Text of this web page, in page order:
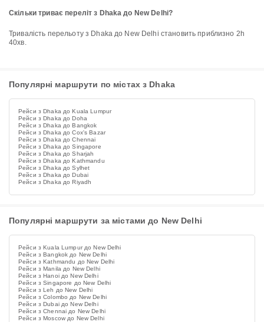
Скільки триває переліт з Dhaka до New Delhi?
Тривалість перельоту з Dhaka до New Delhi становить приблизно 2h
40хв.
Популярні маршрути по містах з Dhaka
Рейси з Dhaka до Kuala Lumpur
Рейси з Dhaka до Doha
Рейси з Dhaka до Bangkok
Рейси з Dhaka до Cox's Bazar
Рейси з Dhaka до Chennai
Рейси з Dhaka до Singapore
Рейси з Dhaka до Sharjah
Рейси з Dhaka до Kathmandu
Рейси з Dhaka до Sylhet
Рейси з Dhaka до Dubai
Рейси з Dhaka до Riyadh
Популярні маршрути за містами до New Delhi
Рейси з Kuala Lumpur до New Delhi
Рейси з Bangkok до New Delhi
Рейси з Kathmandu до New Delhi
Рейси з Manila до New Delhi
Рейси з Hanoi до New Delhi
Рейси з Singapore до New Delhi
Рейси з Leh до New Delhi
Рейси з Colombo до New Delhi
Рейси з Dubai до New Delhi
Рейси з Chennai до New Delhi
Рейси з Moscow до New Delhi